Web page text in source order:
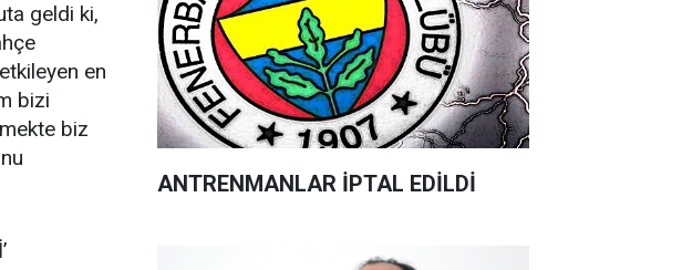
geldi ki,
en
bizi
biz
ANTRENMANLAR İPTAL EDİLDİ